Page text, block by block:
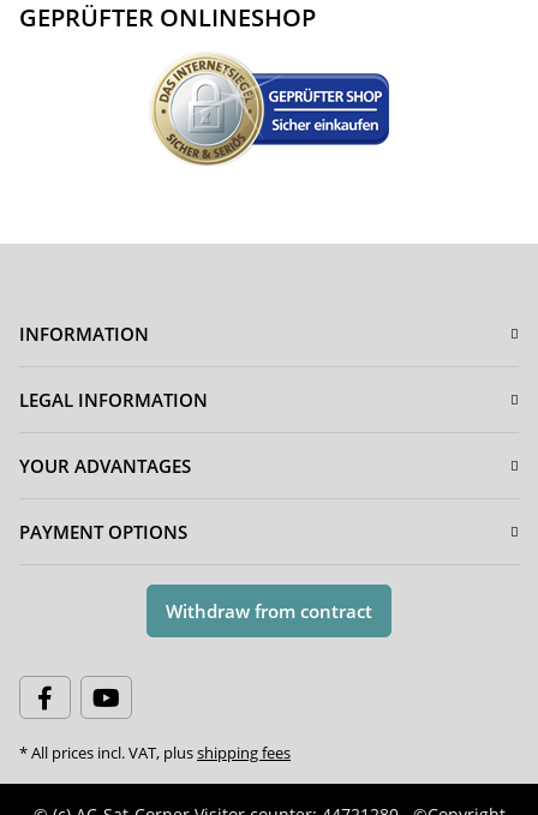
GEPRÜFTER ONLINESHOP
INFORMATION
LEGAL INFORMATION
YOUR ADVANTAGES
PAYMENT OPTIONS
Withdraw from contract
* All prices incl. VAT, plusshipping fees